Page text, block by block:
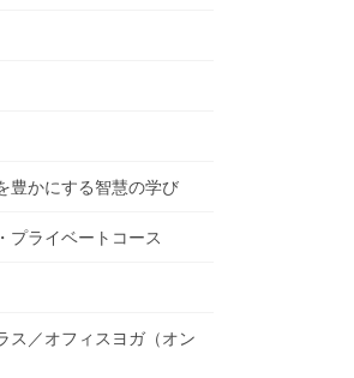
豊かにする智慧の学び
プライベートコース
ス／オフィスヨガ（オン